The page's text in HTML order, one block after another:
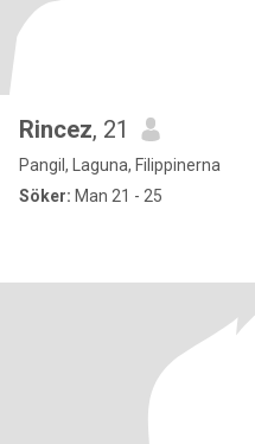
Rincez, 21
Pangil, Laguna, Filippinerna
Söker: Man 21 - 25